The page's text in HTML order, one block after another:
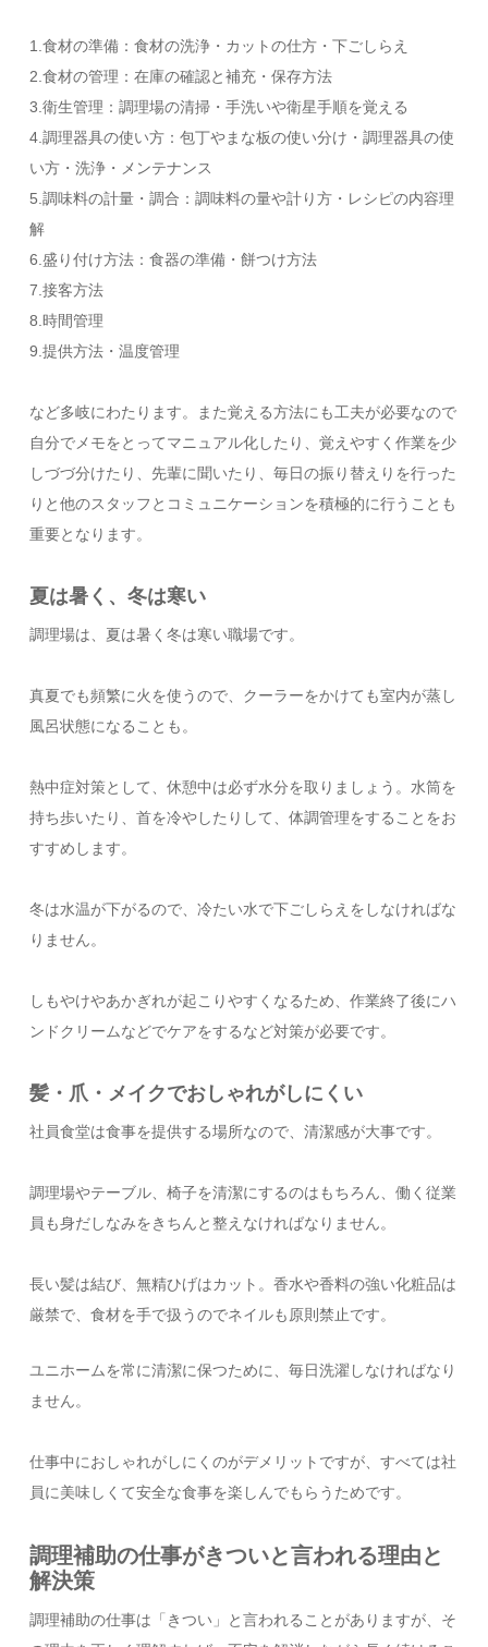
1.食材の準備：食材の洗浄・カットの仕方・下ごしらえ
2.食材の管理：在庫の確認と補充・保存方法
3.衛生管理：調理場の清掃・手洗いや衛星手順を覚える
4.調理器具の使い方：包丁やまな板の使い分け・調理器具の使
い方・洗浄・メンテナンス
5.調味料の計量・調合：調味料の量や計り方・レシピの内容理
解
6.盛り付け方法：食器の準備・餅つけ方法
7.接客方法
8.時間管理
9.提供方法・温度管理
など多岐にわたります。また覚える方法にも工夫が必要なので
自分でメモをとってマニュアル化したり、覚えやすく作業を少
しづづ分けたり、先輩に聞いたり、毎日の振り替えりを行った
りと他のスタッフとコミュニケーションを積極的に行うことも
重要となります。
夏は暑く、冬は寒い
調理場は、夏は暑く冬は寒い職場です。
真夏でも頻繁に火を使うので、クーラーをかけても室内が蒸し
風呂状態になることも。
熱中症対策として、休憩中は必ず水分を取りましょう。水筒を
持ち歩いたり、首を冷やしたりして、体調管理をすることをお
すすめします。
冬は水温が下がるので、冷たい水で下ごしらえをしなければな
りません。
しもやけやあかぎれが起こりやすくなるため、作業終了後にハ
ンドクリームなどでケアをするなど対策が必要です。
髪・爪・メイクでおしゃれがしにくい
社員食堂は食事を提供する場所なので、清潔感が大事です。
調理場やテーブル、椅子を清潔にするのはもちろん、働く従業
員も身だしなみをきちんと整えなければなりません。
長い髪は結び、無精ひげはカット。香水や香料の強い化粧品は
厳禁で、食材を手で扱うのでネイルも原則禁止です。
ユニホームを常に清潔に保つために、毎日洗濯しなければなり
ません。
仕事中におしゃれがしにくのがデメリットですが、すべては社
員に美味しくて安全な食事を楽しんでもらうためです。
調理補助の仕事がきついと言われる理由と
解決策
調理補助の仕事は「きつい」と言われることがありますが、そ